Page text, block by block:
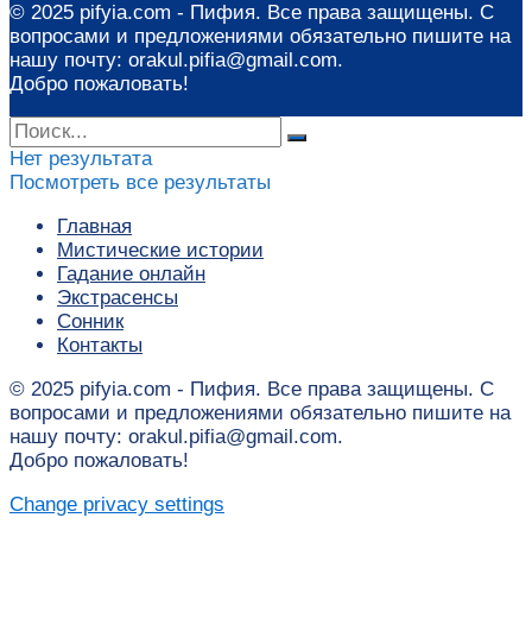
© 2025 pifyia.com - Пифия. Все права защищены. С
вопросами и предложениями обязательно пишите на
нашу почту: orakul.pifia@gmail.com.
Добро пожаловать!
Нет результата
Посмотреть все результаты
Главная
Мистические истории
Гадание онлайн
Экстрасенсы
Сонник
Контакты
© 2025 pifyia.com - Пифия. Все права защищены. С
вопросами и предложениями обязательно пишите на
нашу почту: orakul.pifia@gmail.com.
Добро пожаловать!
Change privacy settings